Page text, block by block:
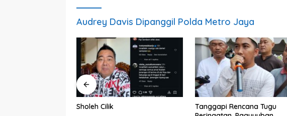
Audrey Davis Dipanggil Polda Metro Jaya
Sholeh Cilik
Tanggapi Rencana Tugu